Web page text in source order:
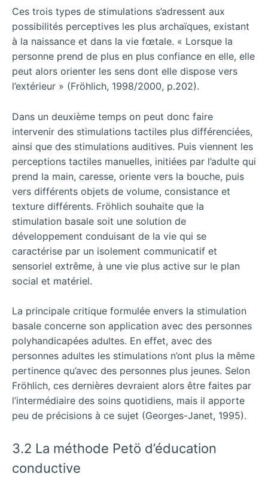
Ces trois types de stimulations s’adressent aux
possibilités perceptives les plus archaïques, existant
à la naissance et dans la vie fœtale. « Lorsque la
personne prend de plus en plus confiance en elle, elle
peut alors orienter les sens dont elle dispose vers
l’extérieur » (Fröhlich, 1998/2000, p.202).
Dans un deuxième temps on peut donc faire
intervenir des stimulations tactiles plus différenciées,
ainsi que des stimulations auditives. Puis viennent les
perceptions tactiles manuelles, initiées par l’adulte qui
prend la main, caresse, oriente vers la bouche, puis
vers différents objets de volume, consistance et
texture différents. Fröhlich souhaite que la
stimulation basale soit une solution de
développement conduisant de la vie qui se
caractérise par un isolement communicatif et
sensoriel extrême, à une vie plus active sur le plan
social et matériel.
La principale critique formulée envers la stimulation
basale concerne son application avec des personnes
polyhandicapées adultes. En effet, avec des
personnes adultes les stimulations n’ont plus la même
pertinence qu’avec des personnes plus jeunes. Selon
Fröhlich, ces dernières devraient alors être faites par
l’intermédiaire des soins quotidiens, mais il apporte
peu de précisions à ce sujet (Georges-Janet, 1995).
3.2 La méthode Petö d’éducation
conductive